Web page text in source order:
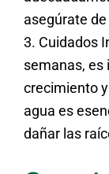
asegúrate
3. Cuidados
semanas, es
crecimiento
agua es
dañar las